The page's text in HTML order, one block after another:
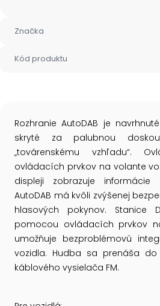
Značka
Kód produktu
Rozhranie AutoDAB je
skryté za palubnou
„továrenskému vzhľadu“.
ovládacích prvkov na volante
displeji zobrazuje
AutoDAB má kvôli zvýšenej
hlasových pokynov. Stanice
pomocou ovládacích prvkov
umožňuje bezproblémovú
vozidla. Hudba sa prenáša
káblového vysielača FM.